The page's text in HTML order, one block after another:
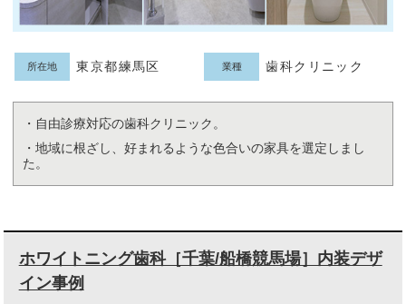
所在地 東京都練馬区 業種 歯科クリニック
・自由診療対応の歯科クリニック。
・地域に根ざし、好まれるような色合いの家具を選定しまし
た。
ホワイトニング歯科［千葉/船橋競馬場］内装デザ
イン事例